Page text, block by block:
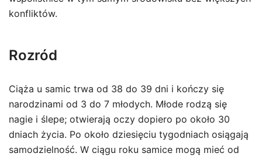
konfliktów.
Rozród
Ciąża u samic trwa od 38 do 39 dni i kończy się
narodzinami od 3 do 7 młodych. Młode rodzą się
nagie i ślepe; otwierają oczy dopiero po około 30
dniach życia. Po około dziesięciu tygodniach osiągają
samodzielność. W ciągu roku samice mogą mieć od